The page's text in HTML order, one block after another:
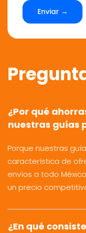
Enviar →
¿Por qué
nuestras guías
Porque nuestras
característica de
envíos a todo
un precio
¿En qué